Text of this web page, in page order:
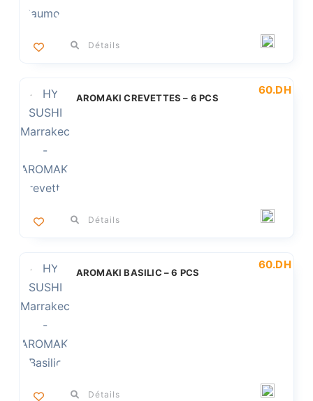
Détails
AROMAKI CREVETTES – 6 PCS
60.DH
Détails
AROMAKI BASILIC – 6 PCS
60.DH
Détails